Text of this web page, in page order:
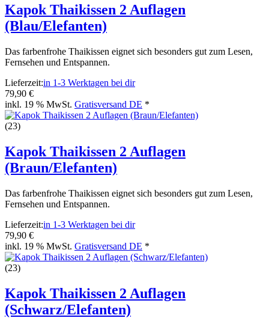
Kapok Thaikissen 2 Auflagen
(Blau/Elefanten)
Das farbenfrohe Thaikissen eignet sich besonders gut zum Lesen,
Fernsehen und Entspannen.
Lieferzeit:in 1-3 Werktagen bei dir
79,90 €
inkl. 19 % MwSt. Gratisversand DE *
(23)
Kapok Thaikissen 2 Auflagen
(Braun/Elefanten)
Das farbenfrohe Thaikissen eignet sich besonders gut zum Lesen,
Fernsehen und Entspannen.
Lieferzeit:in 1-3 Werktagen bei dir
79,90 €
inkl. 19 % MwSt. Gratisversand DE *
(23)
Kapok Thaikissen 2 Auflagen
(Schwarz/Elefanten)